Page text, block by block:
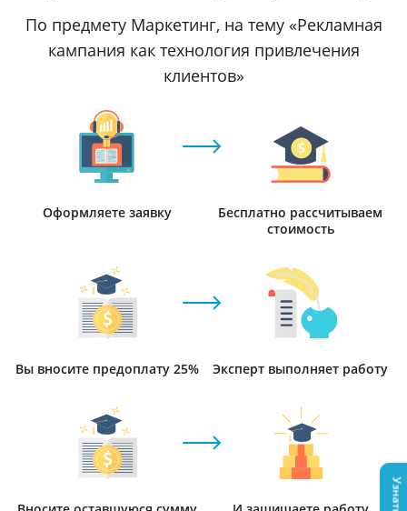
По предмету Маркетинг, на тему «Рекламная
кампания как технология привлечения
клиентов»
Оформляете заявку
Бесплатно рассчитываем
стоимость
Вы вносите предоплату 25% Эксперт выполняет работу